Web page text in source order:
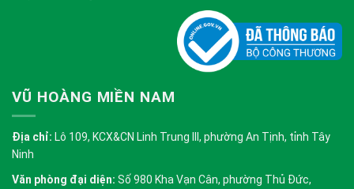
VŨ HOÀNG MIỀN NAM
Địa chỉ: Lô 109, KCX&CN Linh Trung III, phường An Tịnh, tỉnh Tây
Ninh
Văn phòng đại diện: Số 980 Kha Vạn Cân, phường Thủ Đức,